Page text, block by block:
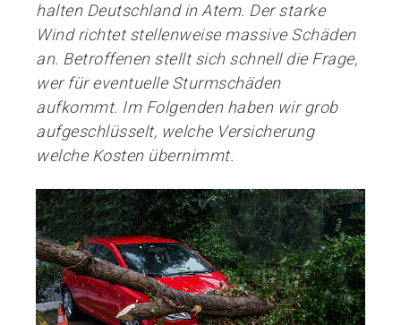
halten Deutschland in Atem. Der starke
Wind richtet stellenweise massive Schäden
an. Betroffenen stellt sich schnell die Frage,
wer für eventuelle Sturmschäden
aufkommt. Im Folgenden haben wir grob
aufgeschlüsselt, welche Versicherung
welche Kosten übernimmt.